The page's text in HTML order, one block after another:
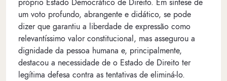
próprio Estado Democrático de Direito. Em síntese de
um voto profundo, abrangente e didático, se pode
dizer que garantiu a liberdade de expressão como
relevantíssimo valor constitucional, mas assegurou a
dignidade da pessoa humana e, principalmente,
destacou a necessidade de o Estado de Direito ter
legítima defesa contra as tentativas de eliminá-lo.